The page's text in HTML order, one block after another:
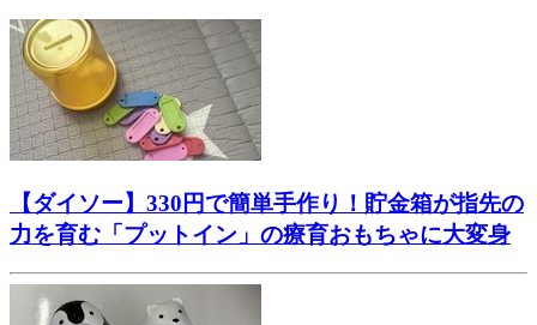
【ダイソー】330円で簡単手作り！貯金箱が指先の
力を育む「プットイン」の療育おもちゃに大変身